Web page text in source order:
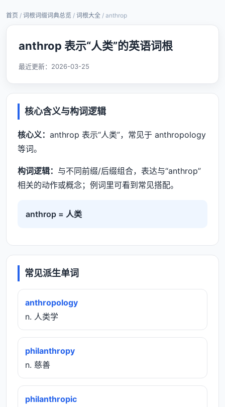
首页 / 词根词缀词典总览 / 词根大全 / anthrop
anthrop 表示“人类”的英语词根
最近更新： 2026-03-25
核心含义与构词逻辑
核心义： anthrop 表示“人类”，常见于 anthropology
等词。
构词逻辑： 与不同前缀/后缀组合，表达与“anthrop”
相关的动作或概念；例词里可看到常见搭配。
anthrop = 人类
常见派生单词
anthropology
n. 人类学
philanthropy
n. 慈善
philanthropic